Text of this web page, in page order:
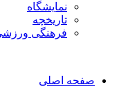
نمایشگاه
تاريخچه
فرهنگی ورزشی
اصلی